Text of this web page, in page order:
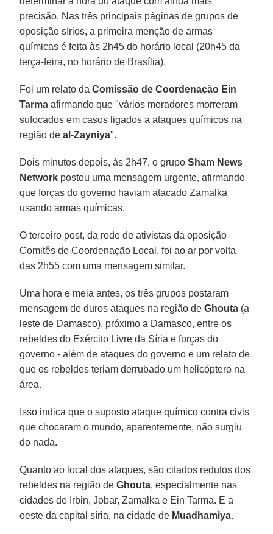
precisão. Nas três principais páginas de grupos de
oposição sírios, a primeira menção de armas
químicas é feita às 2h45 do horário local (20h45 da
terça-feira, no horário de Brasília).
Foi um relato daComissão de Coordenação Ein
Tarma afirmando que "vários moradores morreram
sufocados em casos ligados a ataques químicos na
região deal-Zayniya".
Dois minutos depois, às 2h47, o grupoSham News
Network postou uma mensagem urgente, afirmando
que forças do governo haviam atacado Zamalka
usando armas químicas.
O terceiro post, da rede de ativistas da oposição
Comitês de Coordenação Local, foi ao ar por volta
das 2h55 com uma mensagem similar.
Uma hora e meia antes, os três grupos postaram
mensagem de duros ataques na região deGhouta (a
leste de Damasco), próximo a Damasco, entre os
rebeldes do Exército Livre da Síria e forças do
governo - além de ataques do governo e um relato de
que os rebeldes teriam derrubado um helicóptero na
área.
Isso indica que o suposto ataque químico contra civis
que chocaram o mundo, aparentemente, não surgiu
do nada.
Quanto ao local dos ataques, são citados redutos dos
rebeldes na região deGhouta, especialmente nas
cidades de Irbin, Jobar, Zamalka e Ein Tarma. E a
oeste da capital síria, na cidade de Muadhamiya.